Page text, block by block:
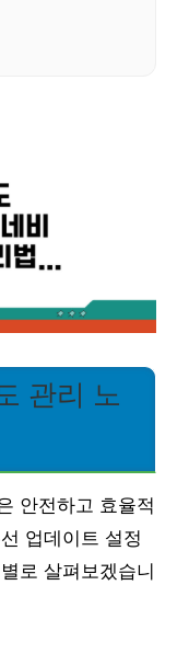
관리 노
안전하고 효율적
업데이트 설정
로 살펴보겠습니